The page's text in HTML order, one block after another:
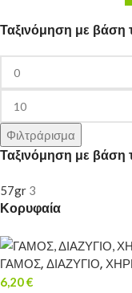
Ταξινόμηση με βάση
Φιλτράρισμα
Ταξινόμηση με βάση
57gr 3
Κορυφαία
ΓΑΜΟΣ, ΔΙΑΖΥΓΙΟ,
6,20€